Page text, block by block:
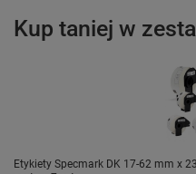
Kup taniej w
Etykiety Specmark DK 17-62 mm x